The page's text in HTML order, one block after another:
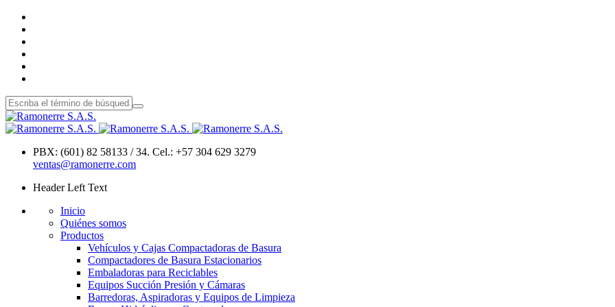
PBX: (601) 82 58133 / 34. Cel.: +57 304 629 3279
ventas@ramonerre.com
Header Left Text
Inicio
Quiénes somos
Productos
Vehículos y Cajas Compactadoras de Basura
Compactadores de Basura Estacionarios
Embaladoras para Reciclables
Equipos Succión Presión y Cámaras
Barredoras, Aspiradoras y Equipos de Limpieza